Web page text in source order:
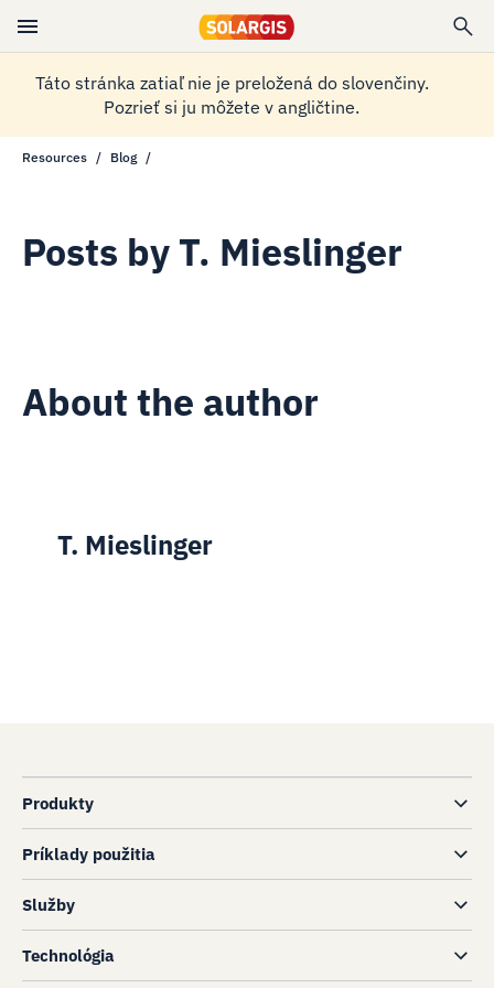
Táto stránka zatiaľ nie je preložená do slovenčiny.
Pozrieť si ju môžete v angličtine.
Resources Blog
Posts by T. Mieslinger
About the author
T. Mieslinger
Produkty
Príklady použitia
Služby
Technológia